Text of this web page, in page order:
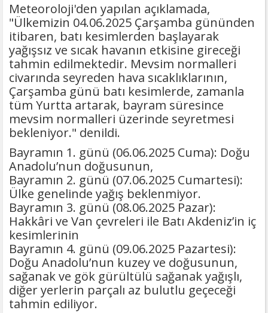
Meteoroloji'den yapılan açıklamada,
"Ülkemizin 04.06.2025 Çarşamba gününden
itibaren, batı kesimlerden başlayarak
yağışsız ve sıcak havanın etkisine gireceği
tahmin edilmektedir. Mevsim normalleri
civarında seyreden hava sıcaklıklarının,
Çarşamba günü batı kesimlerde, zamanla
tüm Yurtta artarak, bayram süresince
mevsim normalleri üzerinde seyretmesi
bekleniyor." denildi.
Bayramın 1. günü (06.06.2025 Cuma): Doğu
Anadolu’nun doğusunun,
Bayramın 2. günü (07.06.2025 Cumartesi):
Ülke genelinde yağış beklenmiyor.
Bayramın 3. günü (08.06.2025 Pazar):
Hakkâri ve Van çevreleri ile Batı Akdeniz’in iç
kesimlerinin
Bayramın 4. günü (09.06.2025 Pazartesi):
Doğu Anadolu’nun kuzey ve doğusunun,
sağanak ve gök gürültülü sağanak yağışlı,
diğer yerlerin parçalı az bulutlu geçeceği
tahmin ediliyor.